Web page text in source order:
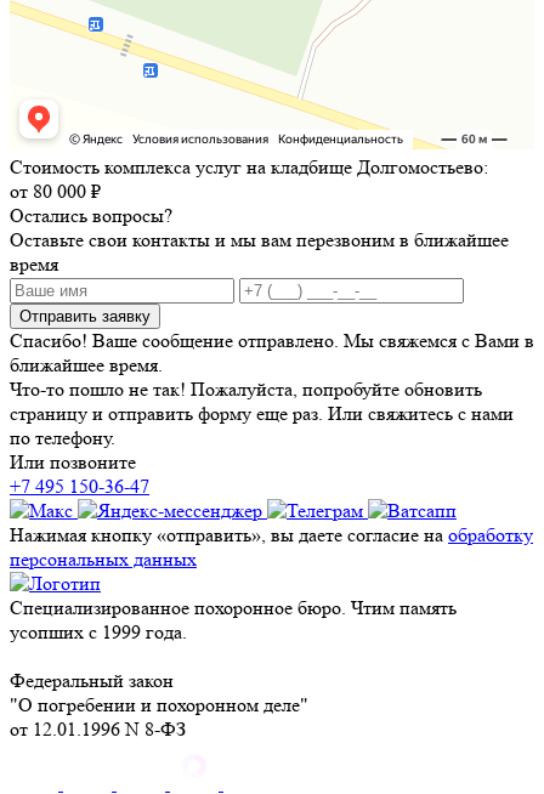
Стоимость комплекса услуг на кладбище Долгомостьево:
от 80 000 ₽
Остались вопросы?
Оставьте свои контакты и мы вам перезвоним в ближайшее
время
Отправить заявку
Спасибо! Ваше сообщение отправлено. Мы свяжемся с Вами в
ближайшее время.
Что-то пошло не так! Пожалуйста, попробуйте обновить
страницу и отправить форму еще раз. Или свяжитесь с нами
по телефону.
Или позвоните
+7 495 150-36-47
Нажимая кнопку «отправить», вы даете согласие на обработку
персональных данных
Специализированное похоронное бюро. Чтим память
усопших с 1999 года.
Федеральный закон
"О погребении и похоронном деле"
от 12.01.1996 N 8-ФЗ